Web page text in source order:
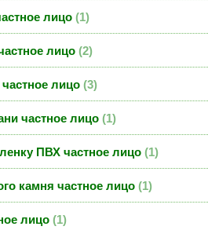
лицо 1
лицо 2
лицо 3
частное лицо 1
ПВХ частное лицо 1
камня частное лицо 1
лицо 1